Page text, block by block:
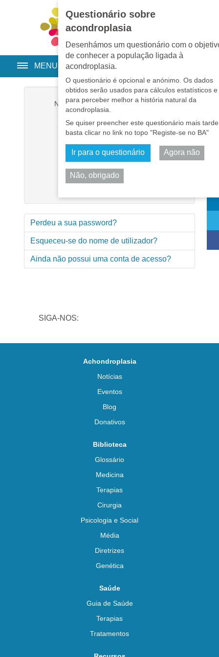
Questionário sobre
acondroplasia
Desenhámos um questionário com o
de conhecer a população ligada à
acondroplasia.
O questionário é opcional e anónimo. Os dados
obtidos serão usados para cálculos estatísticos e
para perceber melhor a história natural da
acondroplasia.
Se quiser preencher este questionário mais
basta clicar no link no topo "Registe-se no BA"
Ir para o questionário Agora não
Não, obrigado
EN
MENU
Nome de utilizador*
Senha *
Memorizar-me
Perdeu a sua password?
Esqueceu-se do nome de utilizador?
Ainda não possui uma conta de acesso?
SIGA-NOS:
Achondroplasia
Notícias
Eventos
Blog
Donativos
Biblioteca
Glossário
Medicina
Terapias
Cirurgia
Psicologia e Social
Média
Diretrizes
Genética
Saúde
Guia de Saúde
Terapias
Tratamentos